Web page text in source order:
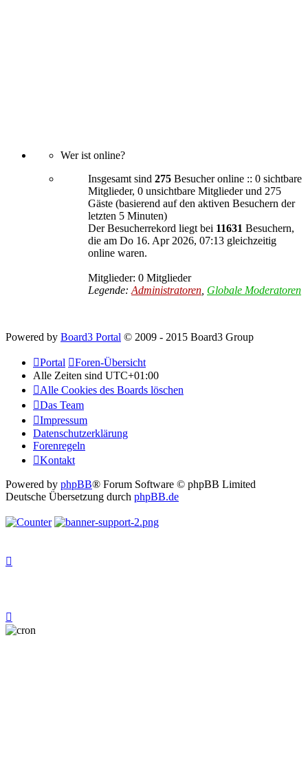
Wer ist online?
Insgesamt sind 275 Besucher online :: 0 sichtbare
Mitglieder, 0 unsichtbare Mitglieder und 275
Gäste (basierend auf den aktiven Besuchern der
letzten 5 Minuten)
Der Besucherrekord liegt bei 11631 Besuchern,
die am Do 16. Apr 2026, 07:13 gleichzeitig
online waren.
Mitglieder: 0 Mitglieder
Legende: Administratoren Globale Moderatoren
Powered by Board3 Portal © 2009 - 2015 Board3 Group
Portal
Foren-Übersicht
Alle Zeiten sind UTC+01:00
Alle Cookies des Boards löschen
Das Team
Impressum
Datenschutzerklärung
Forenregeln
Kontakt
Powered by phpBB® Forum Software © phpBB Limited
Deutsche Übersetzung durch phpBB.de